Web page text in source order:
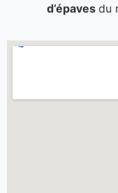
d’épavesdu